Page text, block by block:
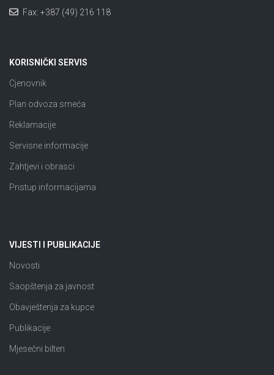
Fax: +387 (49) 216 118
KORISNIČKI SERVIS
Cjenovnik
Plan odvoza smeća
Reklamacije
Servisne informacije
Zahtjevi i obrasci
Pristup informacijama
VIJESTI I PUBLIKACIJE
Novosti
Saopštenja za javnost
Obavještenja za kupce
Publikacije
Mjesečni bilten